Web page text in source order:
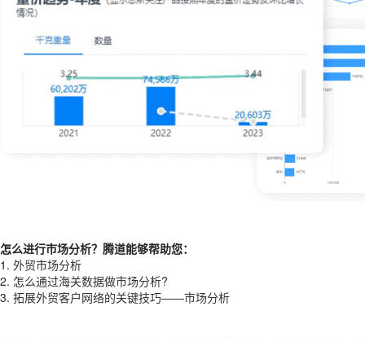
怎么进行市场分析？腾道能够帮助您：
1. 外贸市场分析
2. 怎么通过海关数据做市场分析?
3. 拓展外贸客户网络的关键技巧——市场分析